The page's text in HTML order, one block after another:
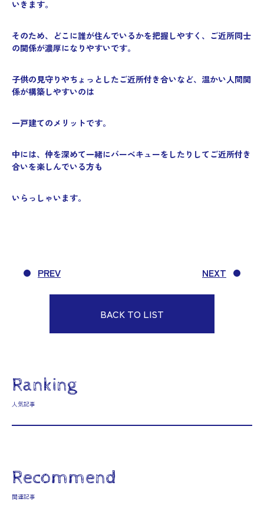
いきます。
そのため、どこに誰が住んでいるかを把握しやすく、ご近所同士
の関係が濃厚になりやすいです。
子供の見守りやちょっとしたご近所付き合いなど、温かい人間関
係が構築しやすいのは
一戸建てのメリットです。
中には、仲を深めて一緒にバーベキューをしたりしてご近所付き
合いを楽しんでいる方も
いらっしゃいます。
PREV NEXT
BACK TO LIST
Ranking
人気記事
Recommend
関連記事